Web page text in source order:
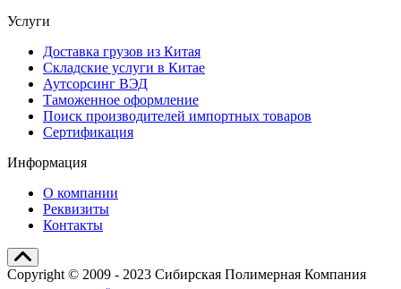
Услуги
Доставка грузов из Китая
Складские услуги в Китае
Аутсорсинг ВЭД
Таможенное оформление
Поиск производителей импортных товаров
Сертификация
Информация
О компании
Реквизиты
Контакты
Copyright © 2009 - 2023 Сибирская Полимерная Компания